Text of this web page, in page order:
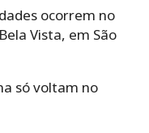
ocorrem no
Vista, em São
só voltam no